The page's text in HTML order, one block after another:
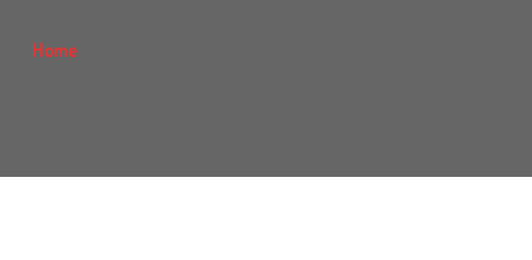
Homelinee guida per l’educazione alimentare nella